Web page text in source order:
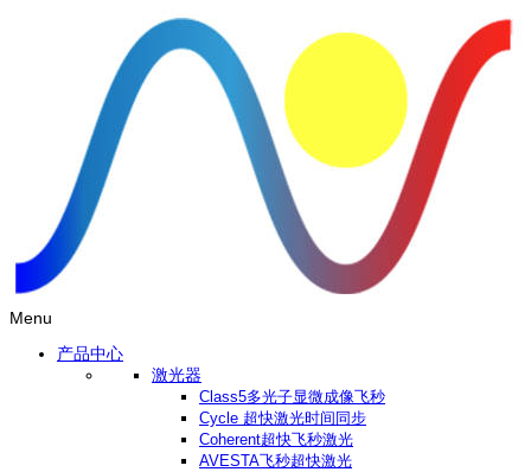
Menu
产品中心
激光器
Class5多光子显微成像飞秒
Cycle 超快激光时间同步
Coherent超快飞秒激光
AVESTA飞秒超快激光